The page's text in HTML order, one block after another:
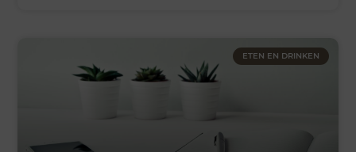
ETEN EN DRINKEN